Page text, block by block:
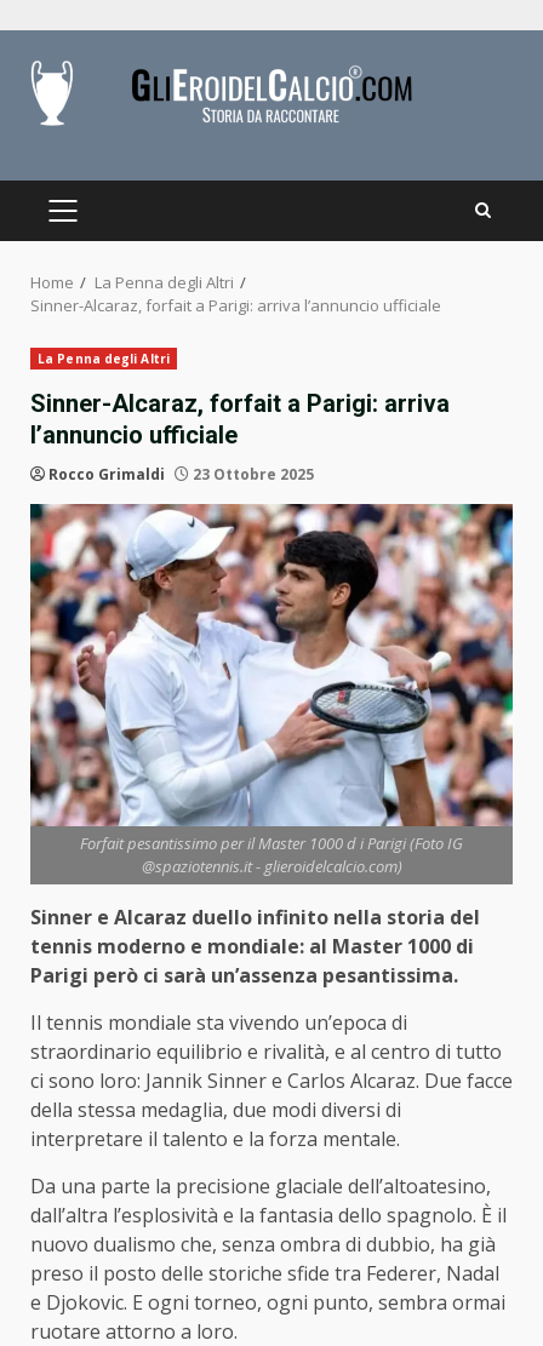
content
PRIMARY
Home
La Penna degli Altri
Sinner-Alcaraz, forfait a Parigi: arriva l’annuncio ufficiale
La Penna degli Altri
Sinner-Alcaraz, forfait a Parigi: arriva
l’annuncio ufficiale
Rocco Grimaldi 23 Ottobre 2025
Forfait pesantissimo per il Master 1000 d i Parigi (Foto IG
@spaziotennis.it - glieroidelcalcio.com)
Sinner e Alcaraz duello infinito nella storia del
tennis moderno e mondiale: al Master 1000 di
Parigi però ci sarà un’assenza pesantissima.
Il tennis mondiale sta vivendo un’epoca di
straordinario equilibrio e rivalità, e al centro di tutto
ci sono loro: Jannik Sinner e Carlos Alcaraz. Due facce
della stessa medaglia, due modi diversi di
interpretare il talento e la forza mentale.
Da una parte la precisione glaciale dell’altoatesino,
dall’altra l’esplosività e la fantasia dello spagnolo. È il
nuovo dualismo che, senza ombra di dubbio, ha già
preso il posto delle storiche sfide tra Federer, Nadal
e Djokovic. E ogni torneo, ogni punto, sembra ormai
ruotare attorno a loro.